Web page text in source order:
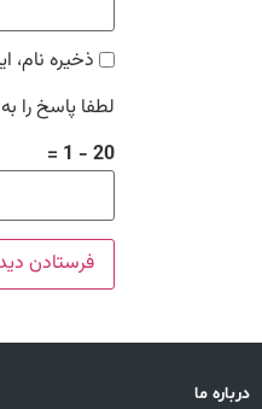
ذخیره نام،
لطفا پاسخ را
20 − 1 =
درباره ما